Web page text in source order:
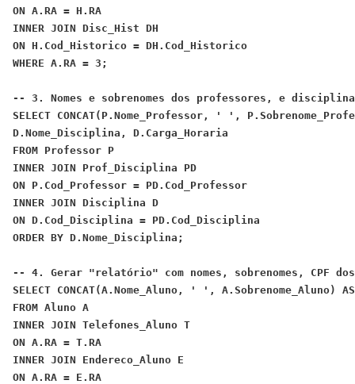
ON A.RA = H.RA
INNER JOIN Disc_Hist DH
ON H.Cod_Historico = DH.Cod_Historico
-- 3. Nomes e sobrenomes dos professores, e
SELECT CONCAT(P.Nome_Professor, ' ',
D.Nome_Disciplina, D.Carga_Horaria
FROM Professor P
INNER JOIN Prof_Disciplina PD
ON P.Cod_Professor = PD.Cod_Professor
INNER JOIN Disciplina D
ON D.Cod_Disciplina = PD.Cod_Disciplina
-- 4. Gerar "relatório" com nomes, sobrenomes, CPF
SELECT CONCAT(A.Nome_Aluno, ' ',
FROM Aluno A
INNER JOIN Telefones_Aluno T
ON A.RA = T.RA
INNER JOIN Endereco_Aluno E
ON A.RA = E.RA